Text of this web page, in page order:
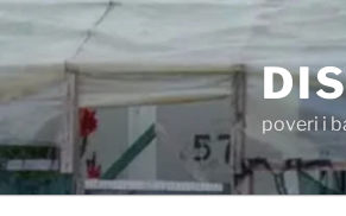
content
poveri i